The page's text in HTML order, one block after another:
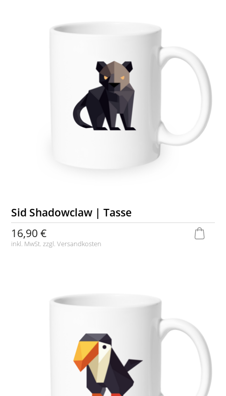
Sid Shadowclaw | Tasse
16,90 €
inkl. MwSt. zzgl.Versandkosten